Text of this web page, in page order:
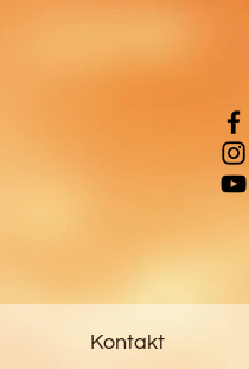
Kontakt